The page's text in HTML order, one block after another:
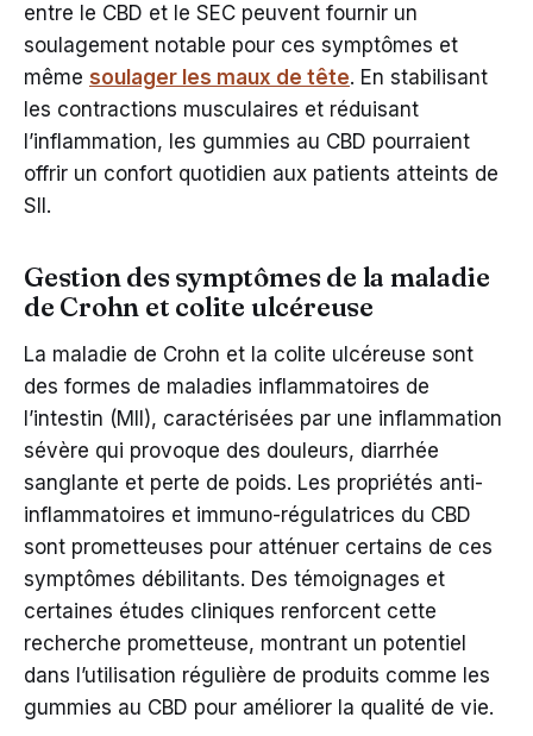
entre le CBD et le SEC peuvent fournir un
soulagement notable pour ces symptômes et
même soulager les maux de tête. En stabilisant
les contractions musculaires et réduisant
l’inflammation, les gummies au CBD pourraient
offrir un confort quotidien aux patients atteints de
SII.
Gestion des symptômes de la maladie
de Crohn et colite ulcéreuse
La maladie de Crohn et la colite ulcéreuse sont
des formes de maladies inflammatoires de
l’intestin (MII), caractérisées par une inflammation
sévère qui provoque des douleurs, diarrhée
sanglante et perte de poids. Les propriétés anti-
inflammatoires et immuno-régulatrices du CBD
sont prometteuses pour atténuer certains de ces
symptômes débilitants. Des témoignages et
certaines études cliniques renforcent cette
recherche prometteuse, montrant un potentiel
dans l’utilisation régulière de produits comme les
gummies au CBD pour améliorer la qualité de vie.